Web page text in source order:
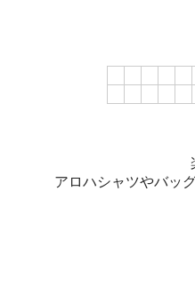
アロハシャツやバッ